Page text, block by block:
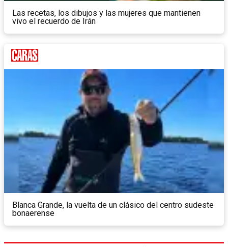
Las recetas, los dibujos y las mujeres que mantienen
vivo el recuerdo de Irán
Blanca Grande, la vuelta de un clásico del centro sudeste
bonaerense